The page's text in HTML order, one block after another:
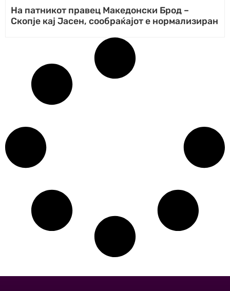
На патникот правец Македонски Брод –
Скопје кај Јасен, сообраќајот е нормализиран